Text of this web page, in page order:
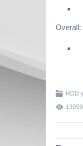
Overall:
HDD
13059